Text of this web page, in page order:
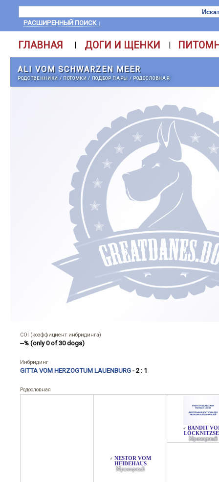
РАСШИРЕННЫЙ ПОИСК ↓
ГЛАВНАЯ | ДОГИ И ЩЕНКИ |
ALI VOM SCHWARZEN MEER
РОДСТВЕННИКИ / ПОТОМКИ/ ПОДБОР ПАРЫ / РОДОСЛОВНАЯ
COI (коэффициент инбридинга)
--% (only 0 of 30 dogs)
Инбридинг
GITTA VOM HERZOGTUM LAUENBURG - 2 : 1
Родословная
♂ NESTOR VOM
HEIDEHAUS
Мраморный
♂ BANDIT
Мраморный